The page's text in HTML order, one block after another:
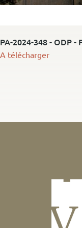
PA-2024-348 - ODP
A télécharger